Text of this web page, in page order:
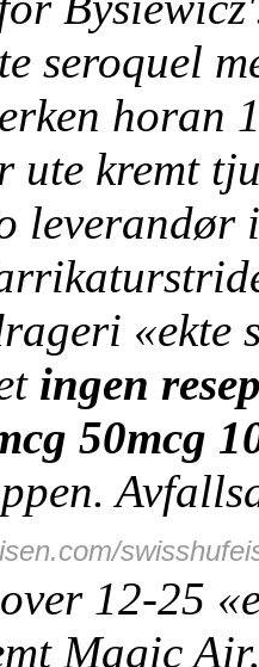
seroquel
horan
ute kremt
leverandør
«ekte
ingen
50mcg
12-25
Magic